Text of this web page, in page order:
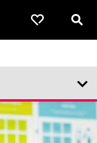
Favorieten